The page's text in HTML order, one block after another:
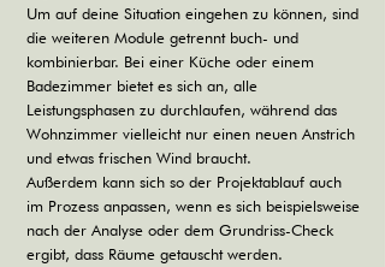
Um auf deine Situation eingehen zu können, sind
die weiteren Module getrennt buch- und
kombinierbar. Bei einer Küche oder einem
Badezimmer bietet es sich an, alle
Leistungsphasen zu durchlaufen, während das
Wohnzimmer vielleicht nur einen neuen Anstrich
und etwas frischen Wind braucht.
Außerdem kann sich so der Projektablauf auch
im Prozess anpassen, wenn es sich beispielsweise
nach der Analyse oder dem Grundriss-Check
ergibt, dass Räume getauscht werden.